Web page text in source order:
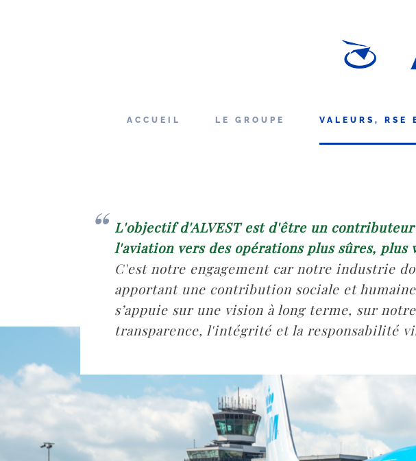
ACCUEIL LE GROUPE VALEURS, RSE
L'objectif d'ALVEST est d'être un
l'aviation vers des opérations plus sûres, plus
C'est notre engagement car notre industrie
apportant une contribution sociale et
s’appuie sur une vision à long terme, sur
transparence, l'intégrité et la responsabilité